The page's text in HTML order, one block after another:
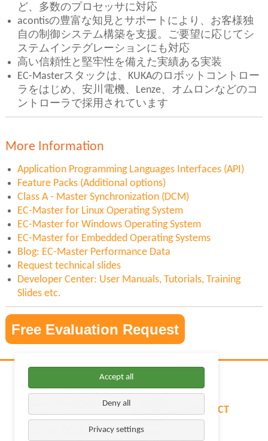
CONTACT
ど、多数のプロセッサに対応
acontisの豊富な知見とサポートにより、お客様独
自の制御システム構築を支援。ご要望に応じてシ
ステムインテグレーションにも対応
高い信頼性と堅牢性を備えた実績ある実装
EC-Masterスタックは、KUKAのロボットコントロー
ラをはじめ、安川電機、Lenze、オムロンなどのコ
ントローラで採用されています
More Information
Application Programming Languages Interfaces (API)
Feature Packs (Additional options)
Class A - Master Synchronization (DCM)
EC-Master for Linux Operating System
EC-Master for Windows Operating System
EC-Master for Embedded Operating Systems
Blog: EC-Master Performance Data
Request technical slides
Developer Center: User Manuals, Tutorials, Training
Slides etc.
Free Evaluation Request
Accept all
Deny all
Privacy settings
ビ
ゲ
お問い合わせ
Imprint
Sitemap
acontis technologies GmbH
88250 Weingarten
Germany
Tel. +49 751 5 60 30 30